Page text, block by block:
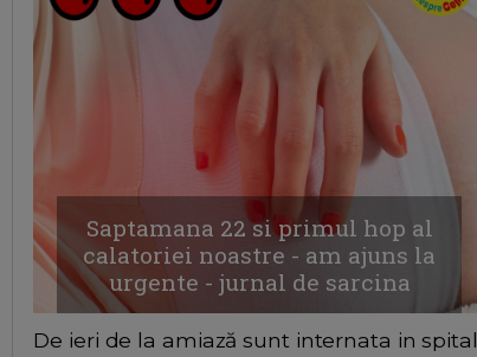
Saptamana 22 si primul hop al
calatoriei noastre - am ajuns la
urgente - jurnal de sarcina
De ieri de la amiază sunt internata in spital